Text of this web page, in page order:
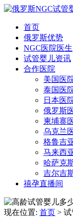
首页
俄罗斯优势
NGC医院医生
试管婴儿资讯
合作医院
美国医
泰国医
日本医
俄罗斯
柬埔寨
乌克兰
格鲁吉
马来西
哈萨克
吉尔吉
禧孕直播间
现在位置: 首页 > 试